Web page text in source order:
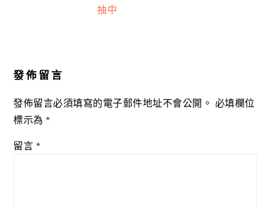
抽中
發佈留言
發佈留言必須填寫的電子郵件地址不會公開。 必填欄位
標示為*
留言 *